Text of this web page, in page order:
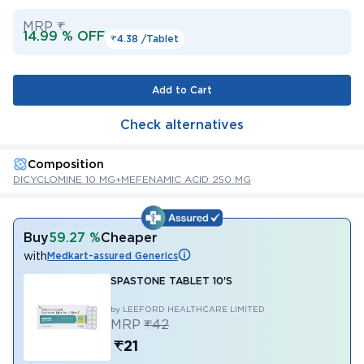
MRP ₹
14.99 % OFF ₹4.38 /Tablet
Add to Cart
Check alternatives
Composition
DICYCLOMINE 10 MG+MEFENAMIC ACID 250 MG
Buy59.27 %Cheaper
withMedkart-assured Generics
SPASTONE TABLET 10'S
by LEEFORD HEALTHCARE LIMITED
MRP ₹42
₹21